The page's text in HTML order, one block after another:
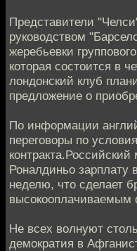
Представители
руководством
жеребьeвки
которая состоится в
лондонский клуб
предложение о
По информации
переговоры по
Роналдиньо зарплату
неделю, что сделает
Не всех волнуют
демократия в